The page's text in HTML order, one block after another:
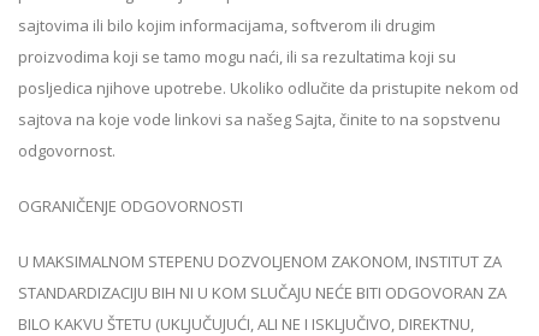
sajtovima ili bilo kojim informacijama, softverom ili drugim
proizvodima koji se tamo mogu naći, ili sa rezultatima koji su
posljedica njihove upotrebe. Ukoliko odlučite da pristupite nekom od
sajtova na koje vode linkovi sa našeg Sajta, činite to na sopstvenu
odgovornost.
OGRANIČENJE ODGOVORNOSTI
U MAKSIMALNOM STEPENU DOZVOLJENOM ZAKONOM, INSTITUT ZA
STANDARDIZACIJU BIH NI U KOM SLUČAJU NEĆE BITI ODGOVORAN ZA
BILO KAKVU ŠTETU (UKLJUČUJUĆI, ALI NE I ISKLJUČIVO, DIREKTNU,